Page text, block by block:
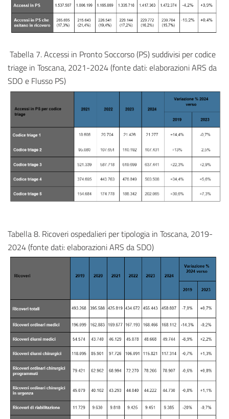
Tabella 7. Accessi in Pronto Soccorso (PS) suddivisi per codice
triage in Toscana, 2021-2024 (fonte dati: elaborazioni ARS da
SDO e Flusso PS)
Tabella 8. Ricoveri ospedalieri per tipologia in Toscana, 2019-
2024 (fonte dati: elaborazioni ARS da SDO)